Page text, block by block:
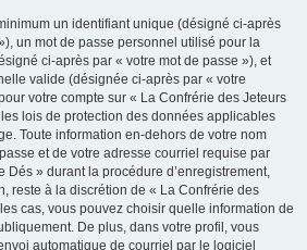
un identifiant unique (désigné ci-après
un mot de passe personnel utilisé pour la
ci-après par « votre mot de passe »), et
valide (désignée ci-après par « votre
votre compte sur « La Confrérie des Jeteurs
lois de protection des données applicables
Toute information en-dehors de votre nom
et de votre adresse courriel requise par
Dés » durant la procédure d’enregistrement,
reste à la discrétion de « La Confrérie des
cas, vous pouvez choisir quelle information de
De plus, dans votre profil, vous
automatique de courriel par le logiciel